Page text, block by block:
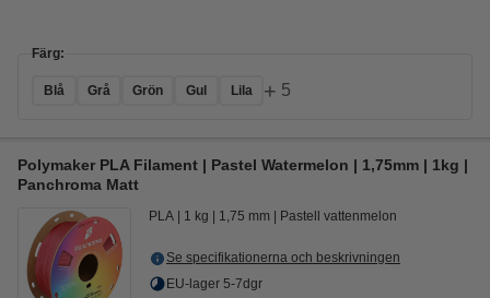
Färg:
Blå Grå Grön Gul Lila + 5
Polymaker PLA Filament | Pastel Watermelon | 1,75mm | 1kg |
Panchroma Matt
PLA 1 kg 1,75 mm Pastell vattenmelon
Se specifikationerna och beskrivningen
EU-lager 5-7dgr